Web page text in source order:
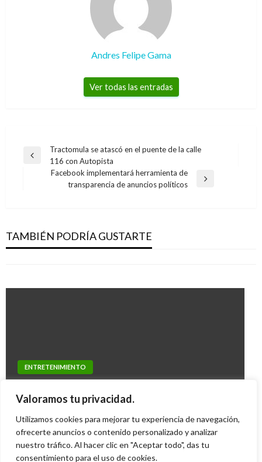
Valoramos tu privacidad.
Utilizamos cookies para mejorar tu experiencia de navegación,
ofrecerte anuncios o contenido personalizado y analizar
nuestro tráfico. Al hacer clic en "Aceptar todo", das tu
consentimiento para el uso de cookies.
Andres Felipe Gama
Ver todas las entradas
Navegación
entradas
Entrada
Tractomula se atascó en el puente de la calle
116 con Autopista
Facebook implementará herramienta de
transparencia de anuncios políticos
TAMBIÉN PODRÍA GUSTARTE
Miss Colombia
Alejandro Montoya martes noviembre 12, 2013
Juanes y Fito Páez abren la lista de artistas
invitados a Rock al Parque 2019
ENTRETENIMIENTO
indemnización por 2,5 millones de dólares
Mary Gomez martes enero 20, 2015
ENTRETENIMIENTO
Shakira gana 2 premios en los 40 Principales
Manuel Reyes Beltran viernes diciembre 2, 2016